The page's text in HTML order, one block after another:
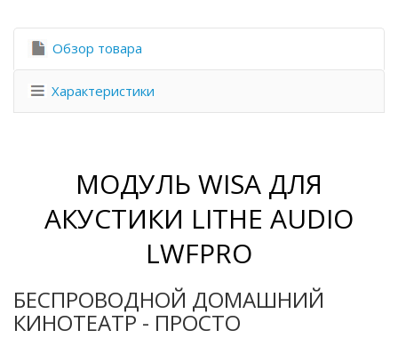
Обзор товара
Характеристики
МОДУЛЬ WISA ДЛЯ
АКУСТИКИ LITHE AUDIO
LWFPRO
БЕСПРОВОДНОЙ ДОМАШНИЙ
КИНОТЕАТР - ПРОСТО